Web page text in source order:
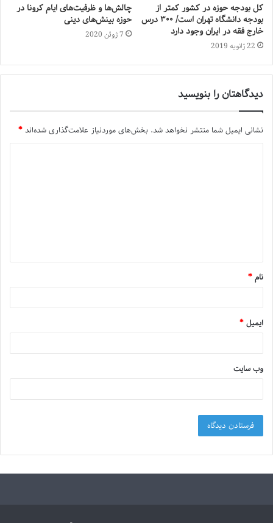
کل بودجه حوزه در کشور کمتر از
بودجه دانشگاه تهران است/ ۳۰۰ درس
خارج فقه در ایران وجود دارد
22 ژانویه 2019
چالش‌ها و ظرفیت‌های ایام کرونا در
حوزه بینش‌های دینی
7 ژوئن 2020
دیدگاهتان را بنویسید
نشانی ایمیل شما منتشر نخواهد شد. بخش‌های موردنیاز علامت‌گذاری شده‌اند*
نام*
ایمیل*
وب‌ سایت